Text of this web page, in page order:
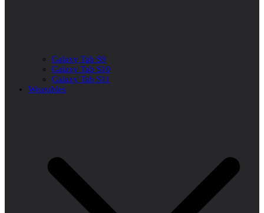
Galaxy Tab S9
Galaxy Tab S10
Galaxy Tab S11
Wearables